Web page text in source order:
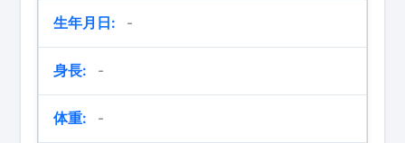
生年月日: -
身長: -
体重: -